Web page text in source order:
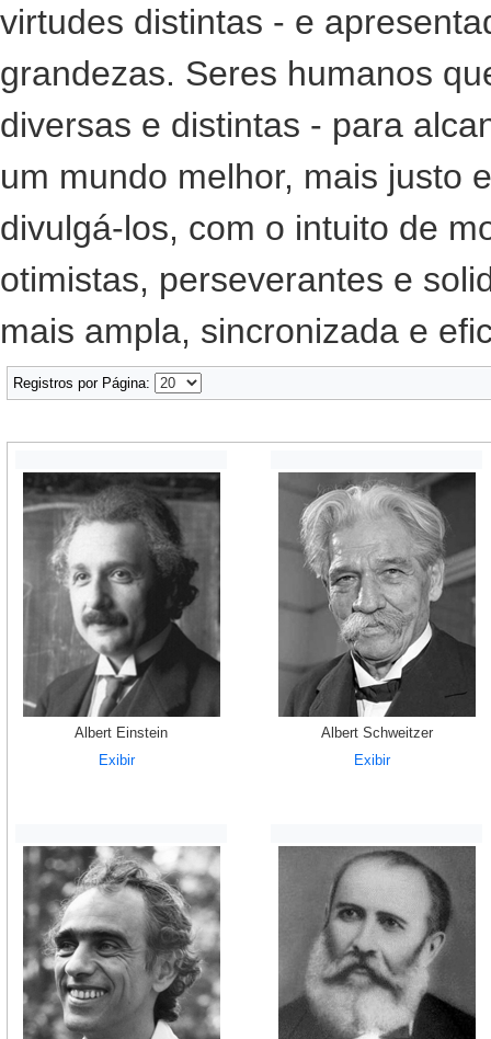
virtudes distintas - e
grandezas. Seres humanos
diversas e distintas - para
um mundo melhor, mais justo
divulgá-los, com o intuito de
otimistas, perseverantes e
mais ampla, sincronizada e
Registros por Página:
Albert Einstein
Exibir
Albert Schweitzer
Exibir